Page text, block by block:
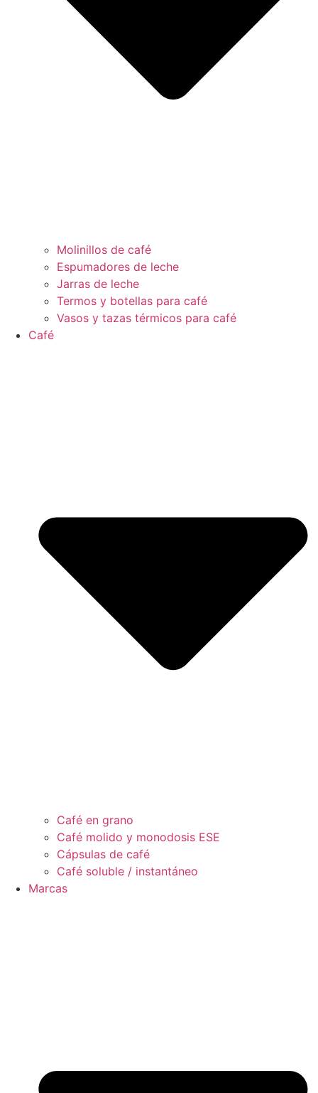
Molinillos de café
Espumadores de leche
Jarras de leche
Termos y botellas para café
Vasos y tazas térmicos para café
Café
Café en grano
Café molido y monodosis ESE
Cápsulas de café
Café soluble / instantáneo
Marcas